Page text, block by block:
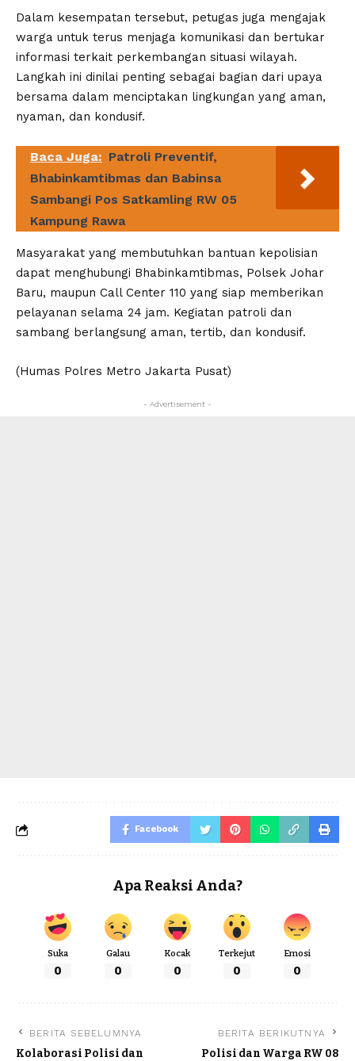
Dalam kesempatan tersebut, petugas juga mengajak
warga untuk terus menjaga komunikasi dan bertukar
informasi terkait perkembangan situasi wilayah.
Langkah ini dinilai penting sebagai bagian dari upaya
bersama dalam menciptakan lingkungan yang aman,
nyaman, dan kondusif.
Baca Juga: Patroli Preventif,
Bhabinkamtibmas dan Babinsa
Sambangi Pos Satkamling RW 05
Kampung Rawa
Masyarakat yang membutuhkan bantuan kepolisian
dapat menghubungi Bhabinkamtibmas, Polsek Johar
Baru, maupun Call Center 110 yang siap memberikan
pelayanan selama 24 jam. Kegiatan patroli dan
sambang berlangsung aman, tertib, dan kondusif.
(Humas Polres Metro Jakarta Pusat)
- Advertisement -
Facebook
Apa Reaksi Anda?
Suka
0
Galau
0
Kocak
0
Terkejut
0
Emosi
0
BERITA SEBELUMNYA
Kolaborasi Polisi dan
BERITA BERIKUTNYA
Polisi dan Warga RW 08